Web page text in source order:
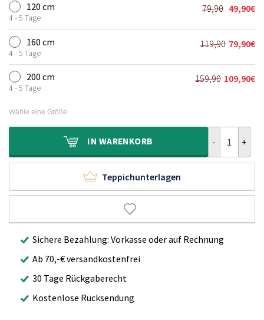
120 cm
4 - 5 Tage
79,90
Preis
war:
79,90€
49,90€
Aktueller
Preis
ist:
49,90€.
160 cm
4 - 5 Tage
119,90
Preis
war:
119,90€
79,90€
Aktueller
Preis
ist:
79,90€.
200 cm
4 - 5 Tage
159,90 109,90€
Aktueller
Wähle eine Größe
IN WARENKORB
Teppichunterlagen
Sichere Bezahlung: Vorkasse oder auf Rechnung
Ab 70,-€ versandkostenfrei
30 Tage Rückgaberecht
Kostenlose Rücksendung